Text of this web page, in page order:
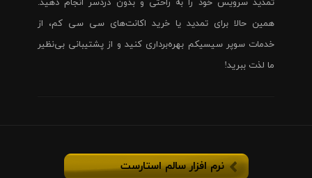
تمدید سرویس خود را به راحتی و بدون دردسر انجام دهید.
همین حالا برای تمدید یا خرید اکانت‌های سی سی کم، از
خدمات سوپر سیسیکم بهره‌برداری کنید و از پشتیبانی بی‌نظیر
ما لذت ببرید!
نرم افزار سالم استارست